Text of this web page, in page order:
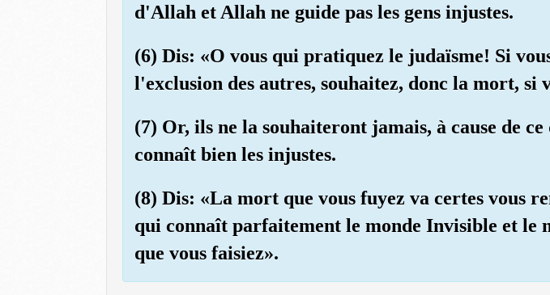
d'Allah et Allah ne guide pas les gens injustes.
(6) Dis: «O vous qui pratiquez le judaïsme! Si
l'exclusion des autres, souhaitez, donc la mort, si
(7) Or, ils ne la souhaiteront jamais, à cause de
connaît bien les injustes.
(8) Dis: «La mort que vous fuyez va certes vous
qui connaît parfaitement le monde Invisible et le
que vous faisiez».